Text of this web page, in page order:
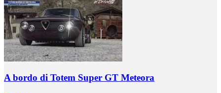
A bordo di Totem Super GT Meteora